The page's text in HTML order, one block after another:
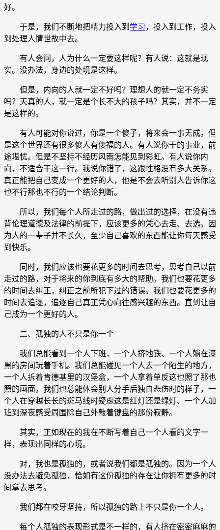
好。
于是，我们不断地把精力投入到 学习，投入到工作，投入
到处理人情世故中去。
有人会问，人为什么一定要这样呢？有人说：这就是现
实。没办法，身边的处境是这样。
但是，内向的人就一定不好吗？理想人的就一定不务实
吗？天真的人，就一定是个长不大的孩子吗？其实，并不一定
是这样的。
有人可能对你说过，你是一个傻子，将来会一事无成。但
是这个世界还有很多傻人有傻福的人。有人说你干的事业，前
途堪忧。但是不坚持不经历风雨怎能见到彩虹。有人说你内
向，不适合干这一行。我说你错了，这跟性格没有多大关系。
真正能把自己变成一个更好的人，他是不会去听别人告诉你这
也不行那也不行的一个结论判断。
所以，我们每个人所走过的路，做出过的选择，在没有违
背伦理道德及法律的前提下，应该更多的凭心去走、去选。因
为人的一辈子并不长久，至少自己喜欢的东西能让你每天感受
到快乐。
同时，我们应该也要花更多的时间去思考，思考自己以前
走过的路，对于将来的你到底有多大的帮助。我们也要花更多
的时间去纠正，纠正之前所犯下过的错误。我们也要花更多的
时间去追逐，追逐自己真正凭心向往感兴趣的东西。直到让自
己成为一个更好的人。
二、孤独的人不只是你一个
我们总能看到一个人下班，一个人挤地铁、一个人躺在漆
黑的房间玩着手机。我们总能碰见一个人去一个陌生的地方，
一个人拆着肯德基里的汉堡盒，一个人拿着单反这也照了那也
照的画面。我们也总能体会别人分手后独自悲伤时的样子，一
个人在穿越长长的斑马线时疑虑这是红灯还是绿灯、一个人加
班到深夜感受周围除自己外敲着键盘的那份寂静。
其实，正如现在的我在不断写着自己一个人看的文字一
样，表现出同样的心境。
对，我也是孤独的，或者说我们都是孤独的。因为一个人
没办法去避免孤独，恰如有这份孤独的存在让你拥有更多的时
间拿去思考。
我们都在咬牙坚持，所以孤独的路上不只是你一个人。
每个人孤独的表现形式是不一样的，有人挤在密密麻麻的